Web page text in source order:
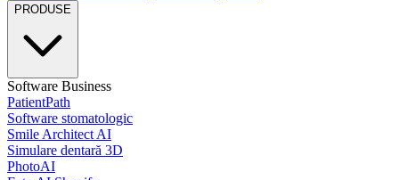
PRODUSE
Software Business
PatientPath
Software stomatologic
Smile Architect AI
Simulare dentară 3D
PhotoAI